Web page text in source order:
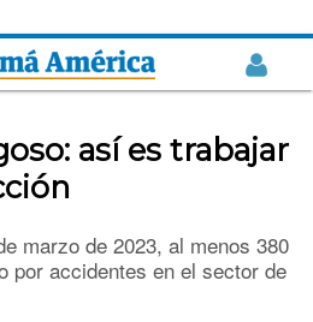
así es trabajar
marzo de 2023, al menos 380
por accidentes en el sector de